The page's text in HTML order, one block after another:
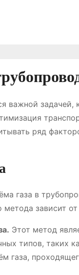
важной
ряд
газа в
зависит
Этот метод
типов, таких
газа,